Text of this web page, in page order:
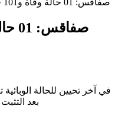
في آخر تحيين للحالة
بعد التثبت